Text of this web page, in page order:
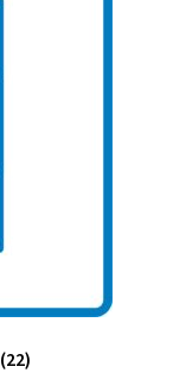
(22)